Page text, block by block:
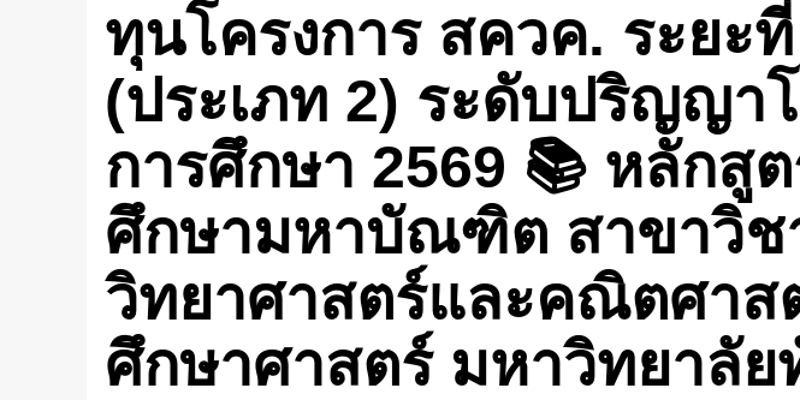
ทุนโครงการ สควค. ระยะ
(ประเภท 2) ระดับปริญญา
การศึกษา 2569 📚 หลักสู
ศึกษามหาบัณฑิต สาขาวิช
วิทยาศาสตร์และคณิตศา
ศึกษาศาสตร์ มหาวิทยาลั